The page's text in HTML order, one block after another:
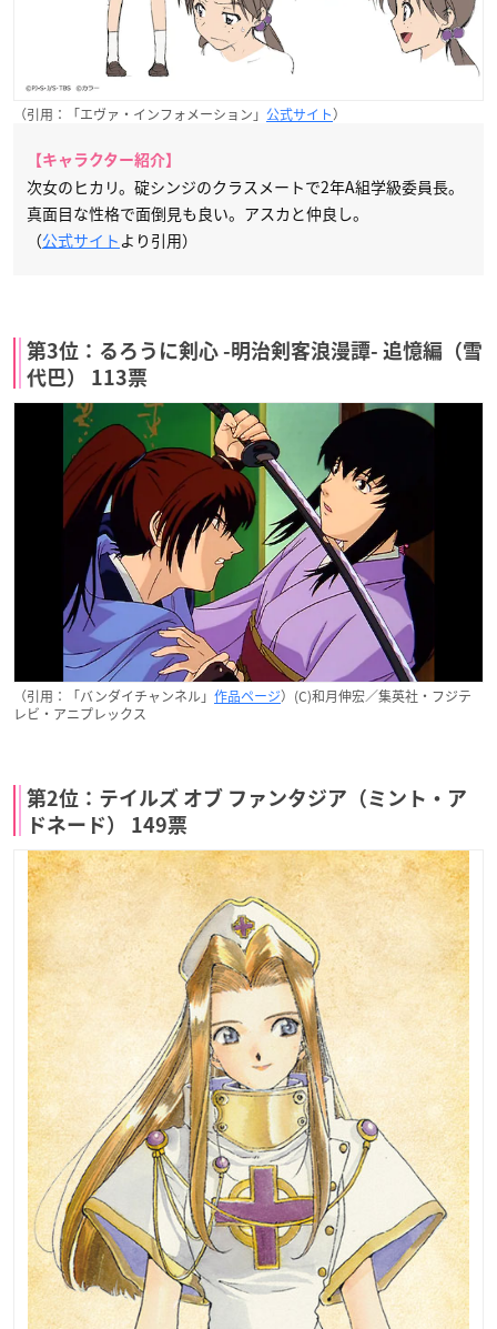
（引用：「エヴァ・インフォメーション」 公式サイト）
【キャラクター紹介】
次女のヒカリ。碇シンジのクラスメートで2年A組学級委員長。
真面目な性格で面倒見も良い。アスカと仲良し。
（公式サイト より引用）
第3位：るろうに剣心 -明治剣客浪漫譚- 追憶編（雪
代巴） 113票
（引用：「バンダイチャンネル」 作品ページ）(C)和月伸宏／集英社・フジテ
レビ・アニプレックス
第2位：テイルズ オブ ファンタジア（ミント・ア
ドネード） 149票